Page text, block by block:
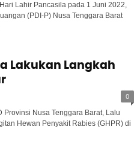
Lahir Pancasila pada 1 Juni 2022,
(PDI-P) Nusa Tenggara Barat
Lakukan Langkah
0
Provinsi Nusa Tenggara Barat, Lalu
Hewan Penyakit Rabies (GHPR) di